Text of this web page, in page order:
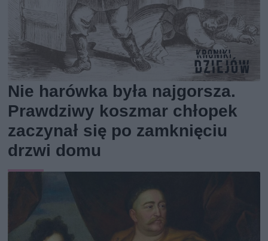
Nie harówka była najgorsza.
Prawdziwy koszmar chłopek
zaczynał się po zamknięciu
drzwi domu